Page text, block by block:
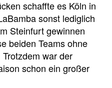
schaffte es Köln in
sonst lediglich
Steinfurt gewinnen
beiden Teams ohne
war der
schon ein großer